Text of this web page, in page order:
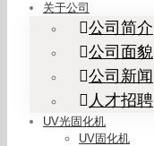
关于公司
公司简介
公司面貌
公司新闻
人才招聘
UV光固化机
UV固化机